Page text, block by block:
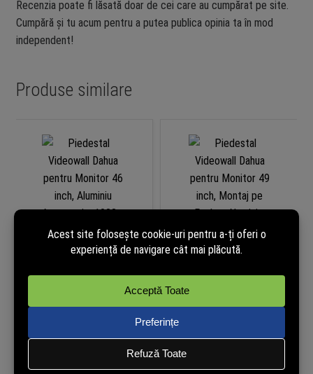
Recenzia poate fi lăsată doar de cei care au cumpărat pe site.
Cumpără și tu acum pentru a putea publica opinia ta în mod
independent!
Produse similare
Piedestal Videowall Dahua
pentru Monitor 46 inch,
1000 x 265 mm, LS460UC-B-
Piedestal Videowall Dahua
pentru Monitor 49 inch, Montaj